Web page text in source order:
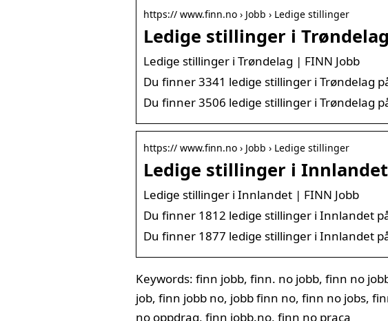
https:// www.finn.no › Jobb › Ledige stillinger
Ledige stillinger i
Ledige stillinger i Trøndelag | FINN Jobb
Du finner 3341 ledige stillinger i Trøndelag
Du finner 3506 ledige stillinger i Trøndelag
https:// www.finn.no › Jobb › Ledige stillinger
Ledige stillinger i Innlandet
Ledige stillinger i Innlandet | FINN Jobb
Du finner 1812 ledige stillinger i Innlandet
Du finner 1877 ledige stillinger i Innlandet
Keywords: finn jobb, finn. no jobb, finn no
job, finn jobb no, jobb finn no, finn no jobs,
no oppdrag, finn jobb.no, finn no praca